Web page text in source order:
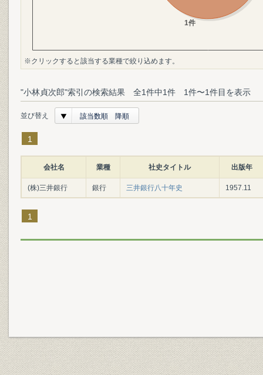
※クリックすると該当する業種で絞り込めます。
"小林貞次郎"索引の検索結果 全1件中1件 1件〜1件目を表示
並び替え 該当数順 降順
1
会社名 業種 社史タイトル 出版年
(株)三井銀行 銀行 三井銀行八十年史 1957.11
1